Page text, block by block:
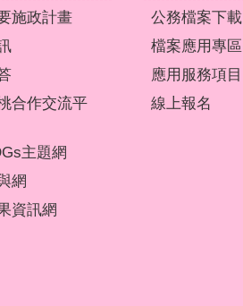
施政計畫
合作交流平
主題網
網
資訊網
公務檔案下載
檔案應用專區
應用服務項目
線上報名